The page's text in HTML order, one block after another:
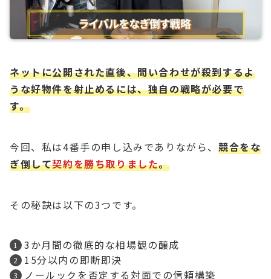
ネットに公開された直後、問い合わせが殺到するよ
うな好物件を射止めるには、独自の戦略が必要で
す。
今回、私は4番手の申し込みでありながら、競合をな
ぎ倒して契約を勝ち取りました。
その秘訣は以下の3つです。
3か月間の徹底的な相場観の醸成
15分以内の即断即決
ノールックを否定する対面での信頼構築